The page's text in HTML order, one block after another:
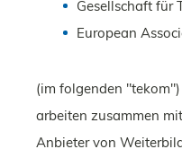
Gesellschaft für
European
(im folgenden "tekom")
arbeiten zusammen
Anbieter von